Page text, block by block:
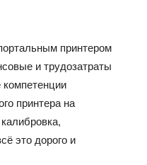
принтером
и трудозатраты
принтера на
это дорого и